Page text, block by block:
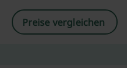
Preise vergleichen